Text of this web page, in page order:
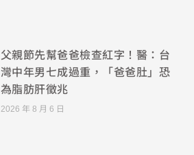
父親節先幫爸爸檢查紅字！醫：台
灣中年男七成過重，「爸爸肚」恐
為脂肪肝徵兆
2026 年 8 月 6 日